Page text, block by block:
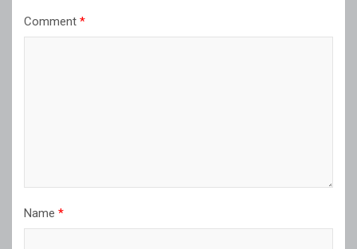
Comment *
Name *